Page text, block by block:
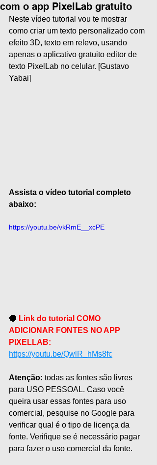
com o app PixelLab gratuito
Neste vídeo tutorial vou te mostrar
como criar um texto personalizado com
efeito 3D, texto em relevo, usando
apenas o aplicativo gratuito editor de
texto PixelLab no celular. [Gustavo
Yabai]
Assista o vídeo tutorial completo
abaixo:
https://youtu.be/vkRmE__xcPE
🔴 Link do tutorial COMO
ADICIONAR FONTES NO APP
PIXELLAB:
https://youtu.be/QwlR_hMs8fc
Atenção: todas as fontes são livres
para USO PESSOAL. Caso você
queira usar essas fontes para uso
comercial, pesquise no Google para
verificar qual é o tipo de licença da
fonte. Verifique se é necessário pagar
para fazer o uso comercial da fonte.